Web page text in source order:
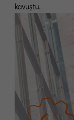
kavuştu.